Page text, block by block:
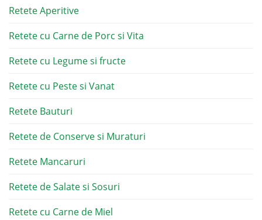
Retete Aperitive
Retete cu Carne de Porc si Vita
Retete cu Legume si fructe
Retete cu Peste si Vanat
Retete Bauturi
Retete de Conserve si Muraturi
Retete Mancaruri
Retete de Salate si Sosuri
Retete cu Carne de Miel